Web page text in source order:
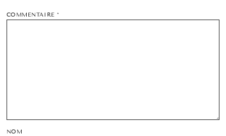
COMMENTAIRE*
NOM